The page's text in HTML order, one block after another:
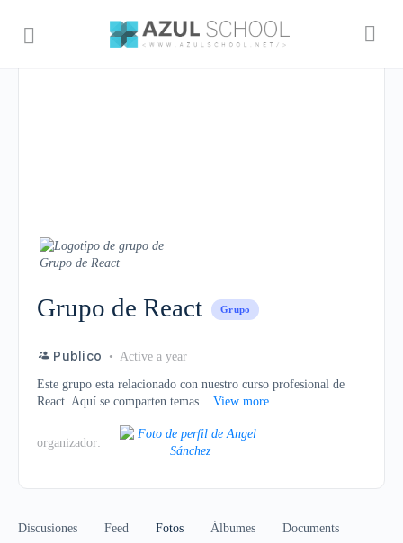
Grupo de React Grupo
Publico Active a year
Este grupo esta relacionado con nuestro curso profesional de
React. Aquí se comparten temas... View more
organizador:
Discusiones Feed Fotos Álbumes Documents